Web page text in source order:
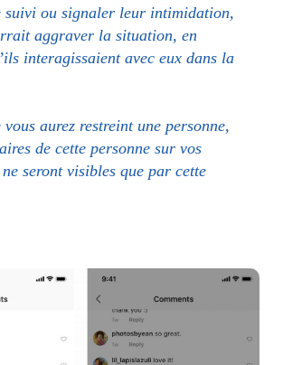
suivi ou signaler leur intimidation,
aggraver la situation, en
interagissaient avec eux dans la
aurez restreint une personne,
de cette personne sur vos
seront visibles que par cette